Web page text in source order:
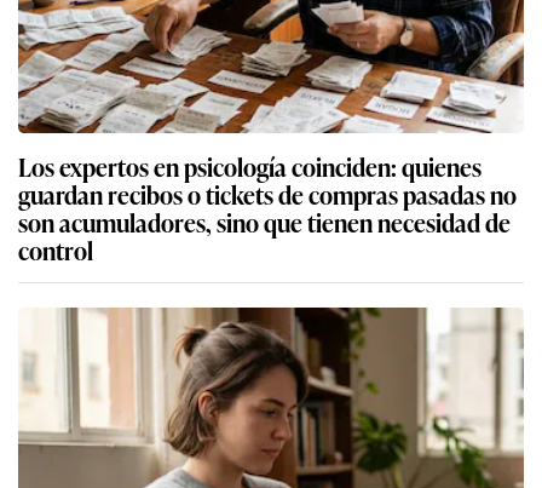
Los expertos en psicología coinciden: quienes
guardan recibos o tickets de compras pasadas no
son acumuladores, sino que tienen necesidad de
control